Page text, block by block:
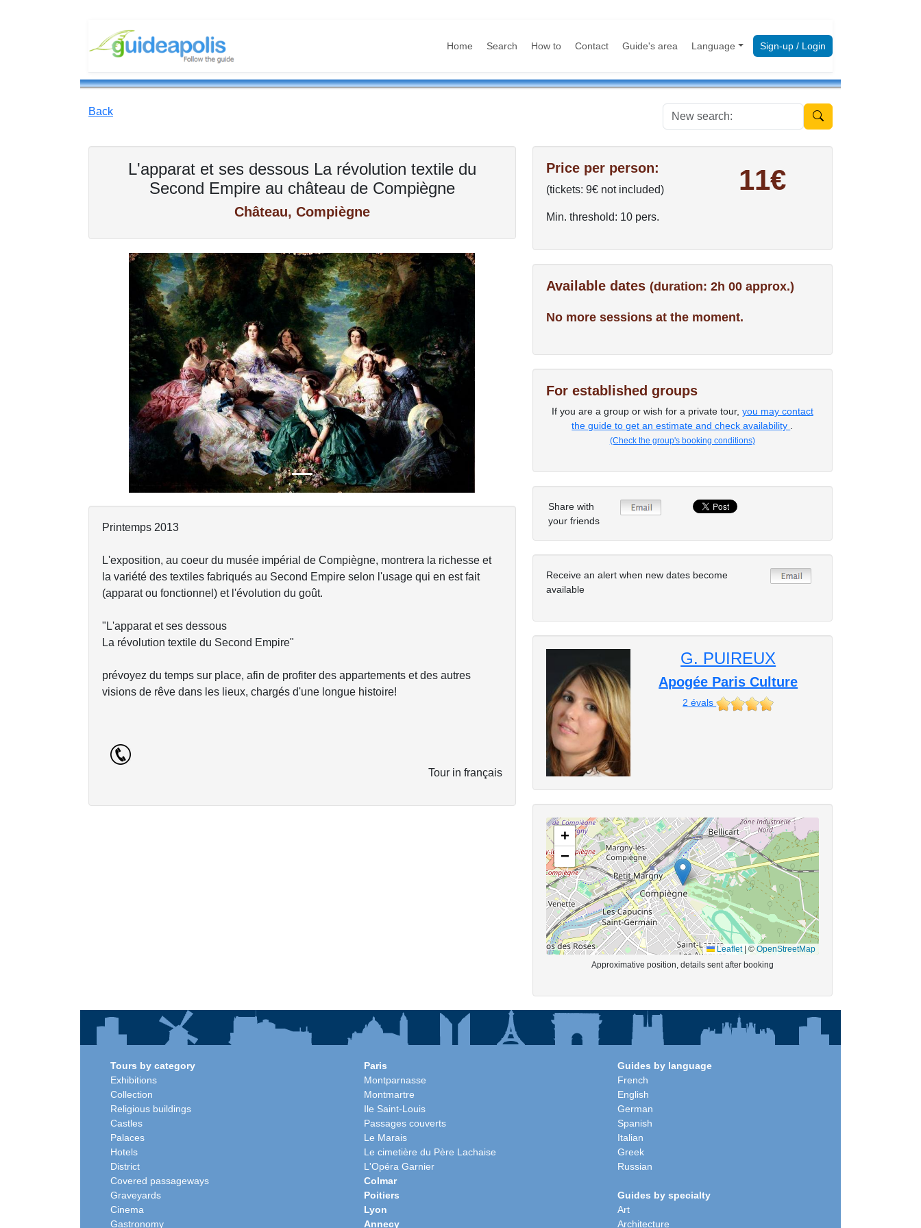
Home Search How to Contact Guide's area Language Sign-up / Login
Back New search:
L'apparat et ses dessous La révolution textile du
Second Empire au château de Compiègne
Château, Compiègne
Previous
Printemps 2013
L'exposition, au coeur du musée impérial de Compiègne, montrera la richesse et
la variété des textiles fabriqués au Second Empire selon l'usage qui en est fait
(apparat ou fonctionnel) et l'évolution du goût.
"L'apparat et ses dessous
La révolution textile du Second Empire"
prévoyez du temps sur place, afin de profiter des appartements et des autres
visions de rêve dans les lieux, chargés d'une longue histoire!
Tour in français
Price per person:
(tickets: 9€ not included)
Min. threshold: 10 pers.
11€
Available dates (duration: 2h 00 approx.)
No more sessions at the moment.
For established groups
If you are a group or wish for a private tour, you may contact
the guide to get an estimate and check availability
(Check the group's booking conditions)
Share with
your friends
Receive an alert when new dates become
available
G. PUIREUX
Apogée Paris Culture
2 évals
+
−
Leaflet | © OpenStreetMap
Approximative position, details sent after booking
Tours by category
Exhibitions
Collection
Religious buildings
Castles
Palaces
Hotels
District
Covered passageways
Graveyards
Cinema
Gastronomy
Paris
Montparnasse
Montmartre
Ile Saint-Louis
Passages couverts
Le Marais
Le cimetière du Père Lachaise
L'Opéra Garnier
Colmar
Poitiers
Lyon
Annecy
Guides by language
French
English
German
Spanish
Italian
Greek
Russian
Guides by specialty
Art
Architecture